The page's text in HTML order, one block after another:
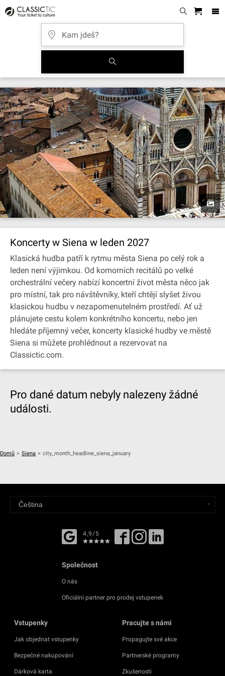
Koncerty w Siena w leden 2027
Klasická hudba patří k rytmu města Siena po celý rok a
leden není výjimkou. Od komorních recitálů po velké
orchestrální večery nabízí koncertní život města něco jak
pro místní, tak pro návštěvníky, kteří chtějí slyšet živou
klasickou hudbu v nezapomenutelném prostředí. Ať už
plánujete cestu kolem konkrétního koncertu, nebo jen
hledáte příjemný večer, koncerty klasické hudby ve městě
Siena si můžete prohlédnout a rezervovat na
Classictic.com.
Pro dané datum nebyly nalezeny žádné
události.
Domů > Siena > city_month_headline_siena_january
4,9/5
Společnost
O nás
Oficiální partner pro prodej vstupenek
Vstupenky
Jak objednat vstupenky
Bezpečné nakupování
Dárková karta
Pracujte s námi
Propagujte své akce
Partnerské programy
Zkušenosti